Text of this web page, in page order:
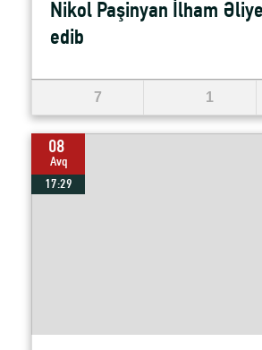
Nikol Paşinyan İlham
edib
7 1
08
Avq
17:29